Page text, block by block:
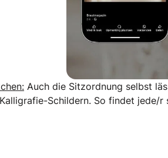
Auch die Sitzordnung selbst
Schildern. So findet jede/